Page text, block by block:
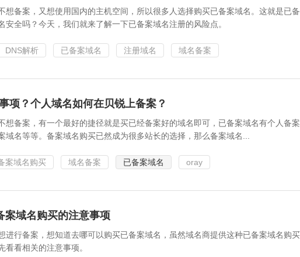
想备案，又想使用国内的主机空间，所以很多人选择购买已备案域名。这就是已
全吗？今天，我们就来了解一下已备案域名注册的风险点。
DNS解析 已备案域名 注册域名 域名备案
项？个人域名如何在贝锐上备案？
想备案，有一个最好的捷径就是买已经备案好的域名即可，已备案域名有个人备
域名等等。备案域名购买已然成为很多站长的选择，那么备案域名...
案域名购买 域名备案 已备案域名 oray
案域名购买的注意事项
进行备案，想知道去哪可以购买已备案域名，虽然域名商提供这种已备案域名购
看相关的注意事项。